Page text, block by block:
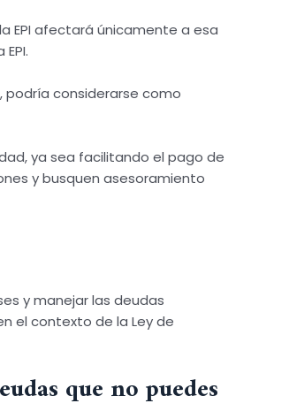
EPI afectará únicamente a esa
podría considerarse como
ya sea facilitando el pago de
y busquen asesoramiento
y manejar las deudas
el contexto de la Ley de
que no puedes